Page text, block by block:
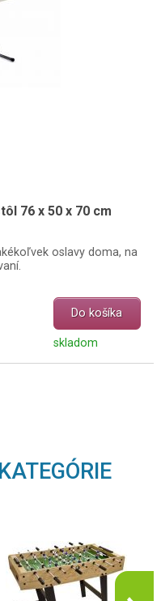
76 x 50 x 70 cm
oslavy doma, na
Do košíka
skladom